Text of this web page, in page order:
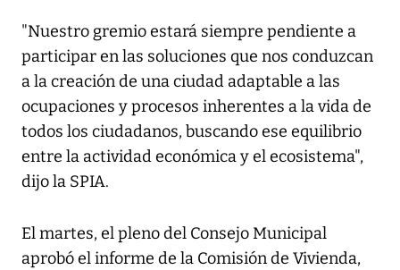
"Nuestro gremio estará siempre pendiente a
participar en las soluciones que nos conduzcan
a la creación de una ciudad adaptable a las
ocupaciones y procesos inherentes a la vida de
todos los ciudadanos, buscando ese equilibrio
entre la actividad económica y el ecosistema",
dijo la SPIA.
El martes, el pleno del Consejo Municipal
aprobó el informe de la Comisión de Vivienda,